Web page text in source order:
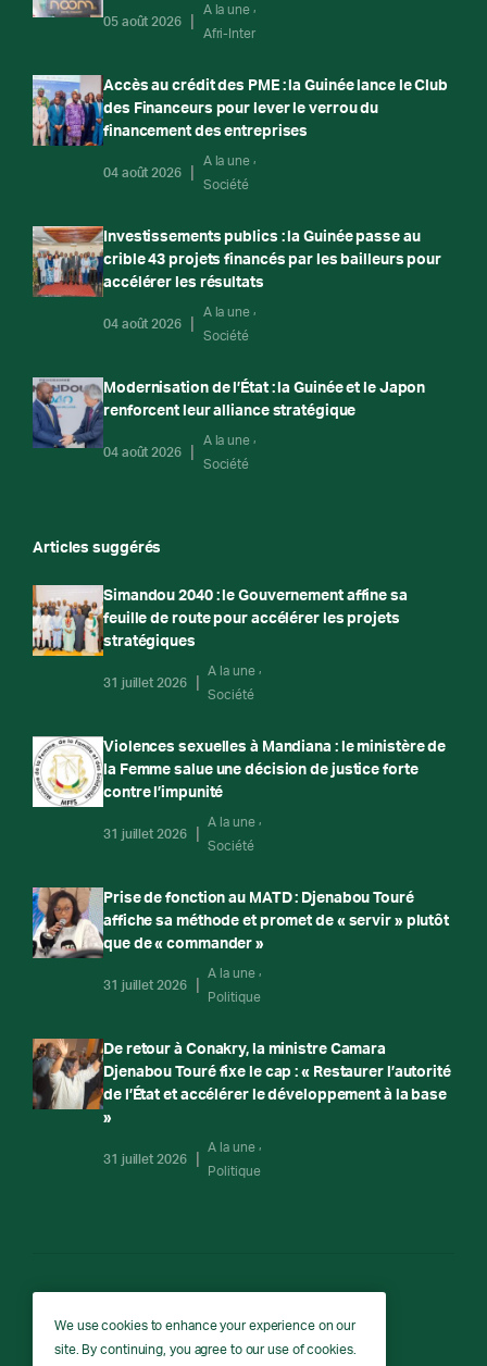
05 août 2026
A la une
Afri-Inter
Accès au crédit des PME : la Guinée lance le Club
des Financeurs pour lever le verrou du
financement des entreprises
04 août 2026
A la une
Société
Investissements publics : la Guinée passe au
crible 43 projets financés par les bailleurs pour
accélérer les résultats
04 août 2026
A la une
Société
Modernisation de l’État : la Guinée et le Japon
renforcent leur alliance stratégique
04 août 2026
A la une
Société
Articles suggérés
Simandou 2040 : le Gouvernement affine sa
feuille de route pour accélérer les projets
stratégiques
31 juillet 2026
A la une
Société
Violences sexuelles à Mandiana : le ministère de
la Femme salue une décision de justice forte
contre l’impunité
31 juillet 2026
A la une
Société
Prise de fonction au MATD : Djenabou Touré
affiche sa méthode et promet de « servir » plutôt
que de « commander »
31 juillet 2026
A la une
Politique
De retour à Conakry, la ministre Camara
Djenabou Touré fixe le cap : « Restaurer l’autorité
de l’État et accélérer le développement à la base
»
31 juillet 2026
A la une
Politique
RTG
We use cookies to enhance your experience on our
site. By continuing, you agree to our use of cookies.